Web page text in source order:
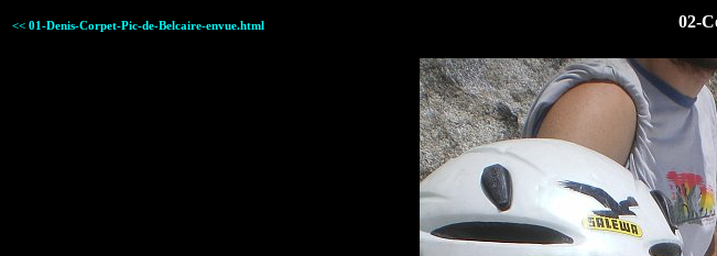
<< 01-Denis-Corpet-Pic-de-Belcaire-envue.html 02-